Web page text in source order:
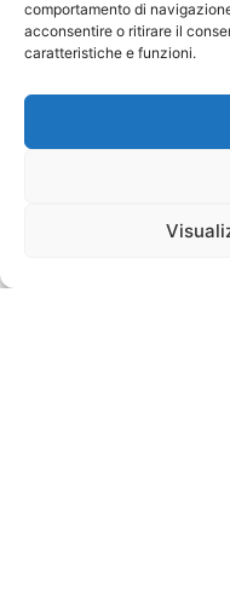
comportamento di
acconsentire o ritirare il
caratteristiche e funzioni.